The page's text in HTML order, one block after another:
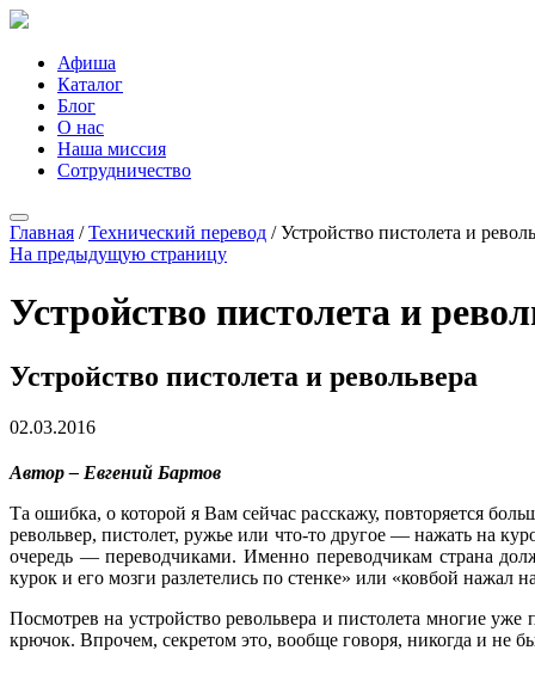
Афиша
Каталог
Блог
О нас
Наша миссия
Сотрудничество
Главная / Технический перевод / Устройство пистолета и
На предыдущую страницу
Устройство пистолета и
Устройство пистолета и револьвера
02.03.2016
Автор – Евгений Бартов
Та ошибка, о которой я Вам сейчас расскажу, повторяется
револьвер, пистолет, ружье или что-то другое — нажать на
очередь — переводчиками. Именно переводчикам страна
курок и его мозги разлетелись по стенке» или «ковбой нажал
Посмотрев на устройство револьвера и пистолета многие уже
крючок. Впрочем, секретом это, вообще говоря, никогда и не